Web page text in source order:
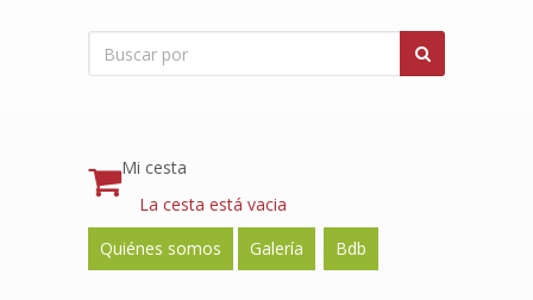
Mi cesta
La cesta está vacia
Quiénes somos
Galería Bdb